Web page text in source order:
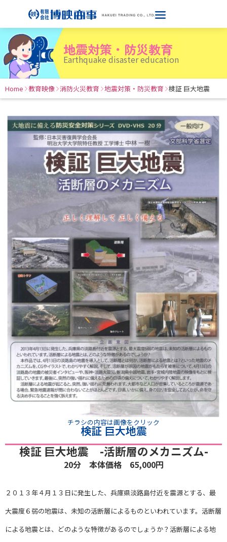
地震対策・防災教育
Earthquake disaster education
Home 教育映像 消防火災教育 地震対策・防災教育 検証 巨大地震
チラシの内容は画像をクリック
検証 巨大地震
検証 巨大地震 -活断層のメカニズム-
20分 本体価格 65,000円
２０１３年４月１３日に発生した、兵庫県淡路島付近を震源とする、最
大震度６弱の地震は、未知の活断層によるものといわれています。活断層
による地震とは、どのような特徴があるのでしょうか？活断層による地